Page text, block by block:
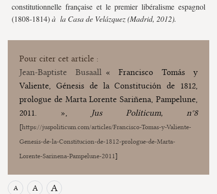
A A A
constitutionnelle française et le premier libéralisme espagnol
(1808-1814)à la Casa de Velázquez (Madrid, 2012).
Pour citer cet article :
Jean-Baptiste Busaall « Francisco Tomás y
Valiente, Génesis de la Constitución de 1812,
prologue de Marta Lorente Sariñena, Pampelune,
2011. », Jus Politicum, n°8
[https://juspoliticum.com/articles/Francisco-Tomas-y-Valiente-
Genesis-de-la-Constitucion-de-1812-prologue-de-Marta-
Lorente-Sarinena-Pampelune-2011]